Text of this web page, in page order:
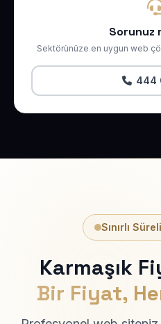
Sorunuz
Sektörünüze en uygun web
444
Sınırlı
Karmaşık
Bir Fiyat,